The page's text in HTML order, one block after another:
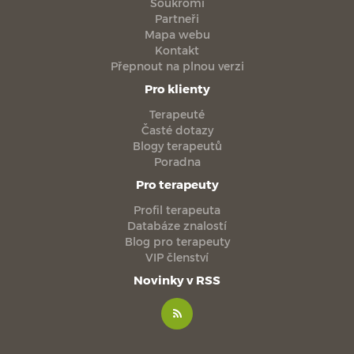
Soukromí
Partneři
Mapa webu
Kontakt
Přepnout na plnou verzi
Pro klienty
Terapeuté
Časté dotazy
Blogy terapeutů
Poradna
Pro terapeuty
Profil terapeuta
Databáze znalostí
Blog pro terapeuty
VIP členství
Novinky v RSS